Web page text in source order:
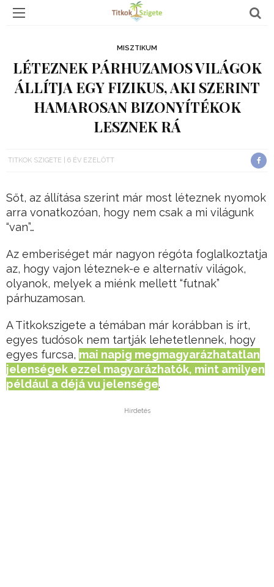
MISZTIKUM
LÉTEZNEK PÁRHUZAMOS VILÁGOK
ÁLLÍTJA EGY FIZIKUS, AKI SZERINT
HAMAROSAN BIZONYÍTÉKOK
LESZNEK RÁ
TITKOK SZIGETE 6 ÉV EZELŐTT
Sőt, az állítása szerint már most léteznek nyomok
arra vonatkozóan, hogy nem csak a mi világunk
“van”…
Az emberiséget már nagyon régóta foglalkoztatja
az, hogy vajon léteznek-e e alternatív világok,
olyanok, melyek a miénk mellett “futnak”
párhuzamosan.
A Titkokszigete a témában már korábban is írt,
egyes tudósok nem tartják lehetetlennek, hogy
egyes furcsa, mai napig megmagyarázhatatlan
jelenségek ezzel magyarázhatók, mint amilyen
például a déjá vu jelensége.
Hirdetés